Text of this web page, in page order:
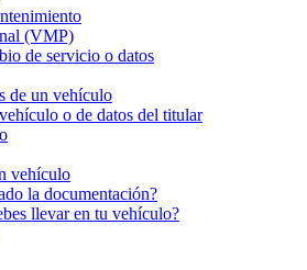
(VMP)
de servicio o datos
de un vehículo
o de datos del titular
vehículo
la documentación?
llevar en tu vehículo?